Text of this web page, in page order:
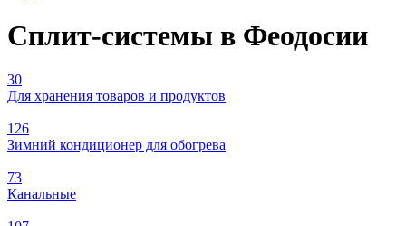
Сплит-системы в Феодосии
30
Для хранения товаров и продуктов
126
Зимний кондиционер для обогрева
73
Канальные